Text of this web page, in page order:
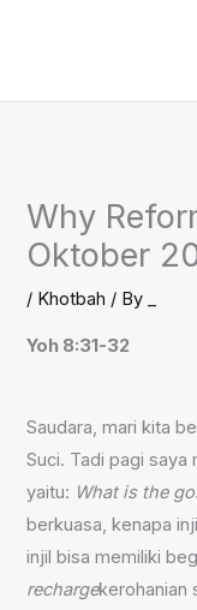
Why
Oktober
/ Khotbah / By
Yoh 8:31-32
Saudara, mari kita
Suci. Tadi pagi
yaitu: What is the
berkuasa, kenapa
injil bisa memiliki
rechargekerohanian